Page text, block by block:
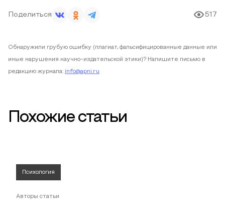
Поделиться 517
Обнаружили грубую ошибку (плагиат, фальсифицированные данные или
иные нарушения научно-издательской этики)? Напишите письмо в
редакцию журнала: info@apni.ru
Похожие статьи
Психология
Авторы статьи